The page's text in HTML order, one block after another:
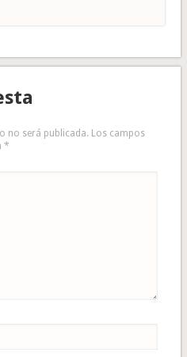
no será publicada. Los campos
*